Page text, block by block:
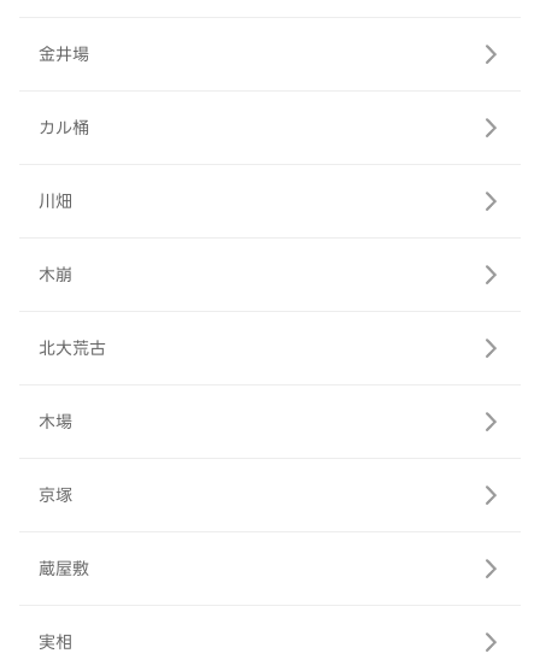
金井場
カル桶
川畑
木崩
北大荒古
木場
京塚
蔵屋敷
実相